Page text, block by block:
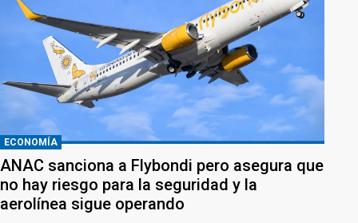
ECONOMÍA
ANAC sanciona a Flybondi pero asegura que
no hay riesgo para la seguridad y la
aerolínea sigue operando